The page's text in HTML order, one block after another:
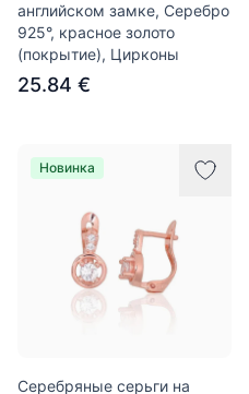
английском замке, Серебро
925°, красное золото
(покрытие), Цирконы
25.84 €
Новинка
Серебряные серьги на